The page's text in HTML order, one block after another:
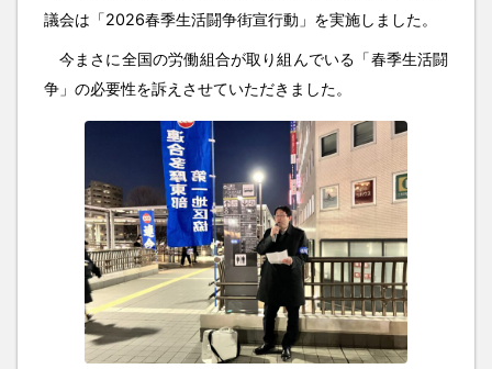
議会は「2026春季生活闘争街宣行動」を実施しました。
今まさに全国の労働組合が取り組んでいる「春季生活闘
争」の必要性を訴えさせていただきました。